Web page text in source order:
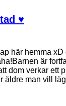
♥
här hemma
är
dom verkar ett
äldre man vill